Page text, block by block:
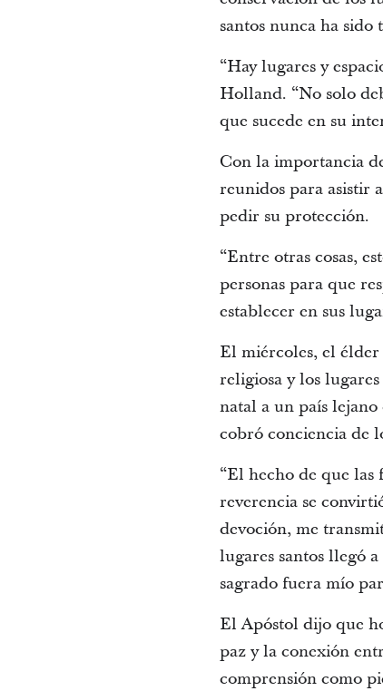
santos nunca ha
“Hay lugares y
Holland. “No solo
que sucede en su
Con la importancia
reunidos para asistir
pedir su protección.
“Entre otras cosas,
personas para que
establecer en sus
El miércoles, el
religiosa y los
natal a un país
cobró conciencia de
“El hecho de que las
reverencia se
devoción, me
lugares santos llegó
sagrado fuera mío
El Apóstol dijo que
paz y la conexión
comprensión como